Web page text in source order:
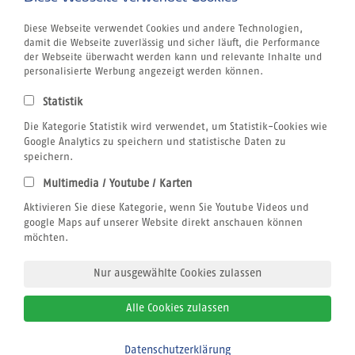
Kapverden
Marokko
Unternehmen
Airline Blacklist
Kitesurfen
Tauchen
SUP
Wellenreiten
Rechtliches
AGB sun+fun
Datenschutzerklärung
Diese Webseite verwendet Cookies und andere Technologien,
damit die Webseite zuverlässig und sicher läuft, die Performance
der Webseite überwacht werden kann und relevante Inhalte und
personalisierte Werbung angezeigt werden können.
Statistik
Die Kategorie Statistik wird verwendet, um Statistik-Cookies wie
Google Analytics zu speichern und statistische Daten zu
speichern.
Multimedia / Youtube / Karten
Aktivieren Sie diese Kategorie, wenn Sie Youtube Videos und
google Maps auf unserer Website direkt anschauen können
möchten.
Nur ausgewählte Cookies zulassen
Alle Cookies zulassen
Datenschutzerklärung